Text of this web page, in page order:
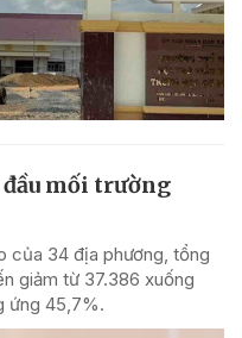
mối trường
của 34 địa phương, tổng
giảm từ 37.386 xuống
ứng 45,7%.